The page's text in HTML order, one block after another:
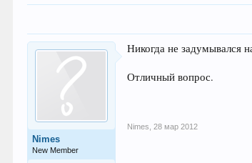
Nimes
New Member
Никогда не задумывался
Отличный вопрос.
Nimes 28 мар 2012